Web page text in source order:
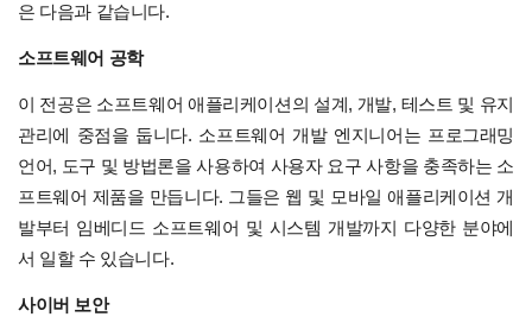
은 다음과 같습니다.
소프트웨어 공학
이 전공은 소프트웨어 애플리케이션의 설계, 개발, 테스트 및 유지
관리에 중점을 둡니다. 소프트웨어 개발 엔지니어는 프로그래밍
언어, 도구 및 방법론을 사용하여 사용자 요구 사항을 충족하는 소
프트웨어 제품을 만듭니다. 그들은 웹 및 모바일 애플리케이션 개
발부터 임베디드 소프트웨어 및 시스템 개발까지 다양한 분야에
서 일할 수 있습니다.
사이버 보안